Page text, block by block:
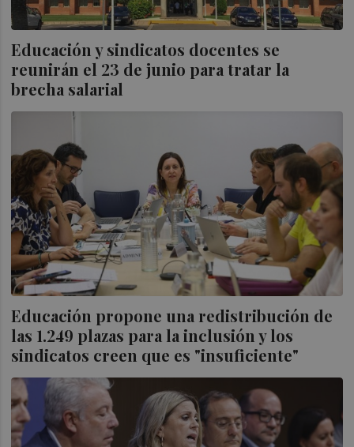
Educación y sindicatos docentes se
reunirán el 23 de junio para tratar la
brecha salarial
Educación propone una redistribución de
las 1.249 plazas para la inclusión y los
sindicatos creen que es "insuficiente"